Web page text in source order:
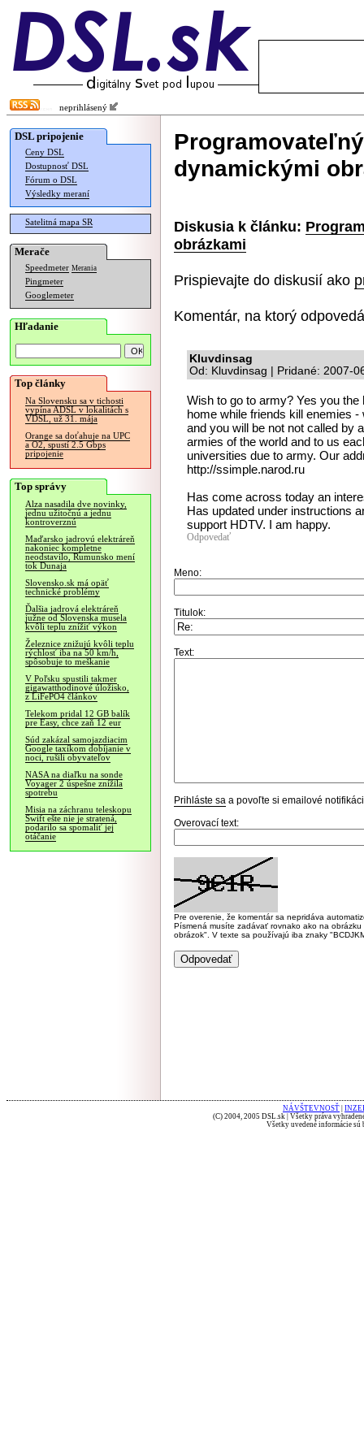
neprihlásený
DSL pripojenie
Ceny DSL
Dostupnosť DSL
Fórum o DSL
Výsledky meraní
Satelitná mapa SR
Merače
Speedmeter Merania
Pingmeter
Googlemeter
Hľadanie
Top články
Na Slovensku sa v tichosti
vypína ADSL v lokalitách s
VDSL, už 31. mája
Orange sa doťahuje na UPC
a O2, spustí 2.5 Gbps
pripojenie
Top správy
Alza nasadila dve novinky,
jednu užitočnú a jednu
kontroverznú
Maďarsko jadrovú elektráreň
nakoniec kompletne
neodstavilo, Rumunsko mení
tok Dunaja
Slovensko.sk má opäť
technické problémy
Ďalšia jadrová elektráreň
južne od Slovenska musela
kvôli teplu znížiť výkon
Železnice znižujú kvôli teplu
rýchlosť iba na 50 km/h,
spôsobuje to meškanie
V Poľsku spustili takmer
gigawatthodinové úložisko,
z LiFePO4 článkov
Telekom pridal 12 GB balík
pre Easy, chce zaň 12 eur
Súd zakázal samojazdiacim
Google taxíkom dobíjanie v
noci, rušili obyvateľov
NASA na diaľku na sonde
Voyager 2 úspešne znížila
spotrebu
Misia na záchranu teleskopu
Swift ešte nie je stratená,
podarilo sa spomaliť jej
otáčanie
dynamickými
Diskusia k článku:
obrázkami
Prispievajte do diskusií ako
Komentár, na ktorý
Kluvdinsag
Od: Kluvdinsag | Pridané: 2007-
Wish to go to army? Yes you
home while friends kill enemies
and you will be not not called by
armies of the world and to us
universities due to army. Our
http://ssimple.narod.ru
Has come across today an
Has updated under instructions
support HDTV. I am happy.
Odpovedať
Meno:
Titulok:
Text:
Prihláste sa a povoľte si emailové
Overovací text:
Pre overenie, že komentár sa nepridáva
Písmená musíte zadávať rovnako ako na
obrázok". V texte sa používajú iba znaky
NÁVŠTEVNOSŤ
(C) 2004, 2005 DSL.sk | Všetky práva
Všetky uvedené informácie sú